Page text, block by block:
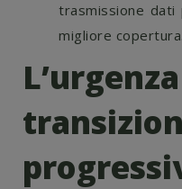
trasmissione dati
migliore copertura.